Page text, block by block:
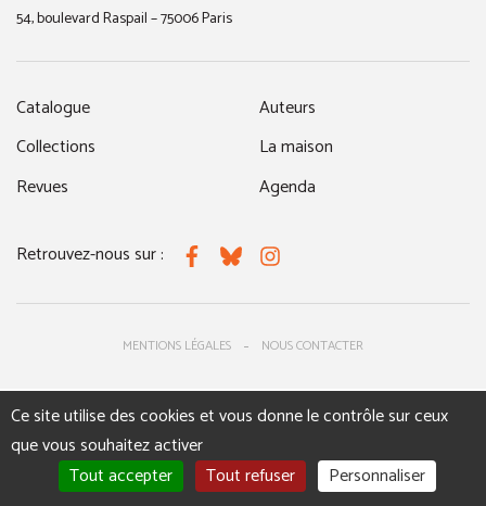
54, boulevard Raspail – 75006 Paris
Catalogue
Collections
Revues
Auteurs
La maison
Agenda
Retrouvez-nous sur : FacebookBlueskyInstagram
MENTIONS LÉGALES NOUS CONTACTER
Ce site utilise des cookies et vous donne le contrôle sur ceux
que vous souhaitez activer
Tout accepter
Tout refuser Personnaliser